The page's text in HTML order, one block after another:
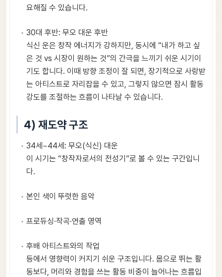
요해질 수 있습니다.
30대 후반: 무오 대운 후반
식신 운은 창작 에너지가 강하지만, 동시에 “내가 하고 싶
은 것 vs 시장이 원하는 것”의 간극을 느끼기 쉬운 시기이
기도 합니다. 이때 방향 조정이 잘 되면, 장기적으로 사랑받
는 아티스트로 자리잡을 수 있고, 그렇지 않으면 잠시 활동
강도를 조절하는 흐름이 나타날 수 있습니다.
4) 재도약 구조
34세~44세: 무오(식신) 대운
이 시기는 “창작자로서의 전성기”로 볼 수 있는 구간입니
다.
본인 색이 뚜렷한 음악
프로듀싱·작곡·연출 영역
후배 아티스트와의 작업
등에서 영향력이 커지기 쉬운 구조입니다. 몸으로 뛰는 활
동보다, 머리와 경험을 쓰는 활동 비중이 늘어나는 흐름입